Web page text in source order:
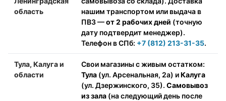
область
нашим транспортом или выдача в
ПВЗ —от 2 рабочих дней (точную
дату подтвердит менеджер).
Телефон в СПб: +7 (812) 213-31-35.
Тула, Калуга и
области
Свои магазины с живым остатком:
Тула (ул. Арсенальная, 2а) иКалуга
(ул. Дзержинского, 35). Самовывоз
из зала (на следующий день после